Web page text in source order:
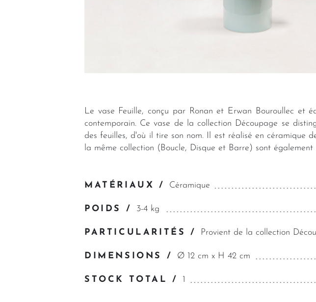
Le vase Feuille, conçu par Ronan et Erwan Bouroullec
contemporain. Ce vase de la collection Découpage se
des feuilles, d'où il tire son nom. Il est réalisé en céramique
la même collection (Boucle, Disque et Barre) sont
MATÉRIAUX / Céramique
POIDS / 3-4 kg
PARTICULARITÉS / Provient de la collection
DIMENSIONS / Ø 12 cm x H 42 cm
STOCK TOTAL / 1